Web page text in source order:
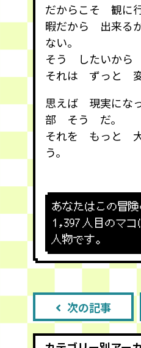
だからこそ 観に行
暇だから 出来る
ない。
そう したいから
それは ずっと 変
思えば 現実にな
部 そう だ。
それを もっと 大
う。
あなたはこの冒
1,397 人目のマ
人物です。
次の記事